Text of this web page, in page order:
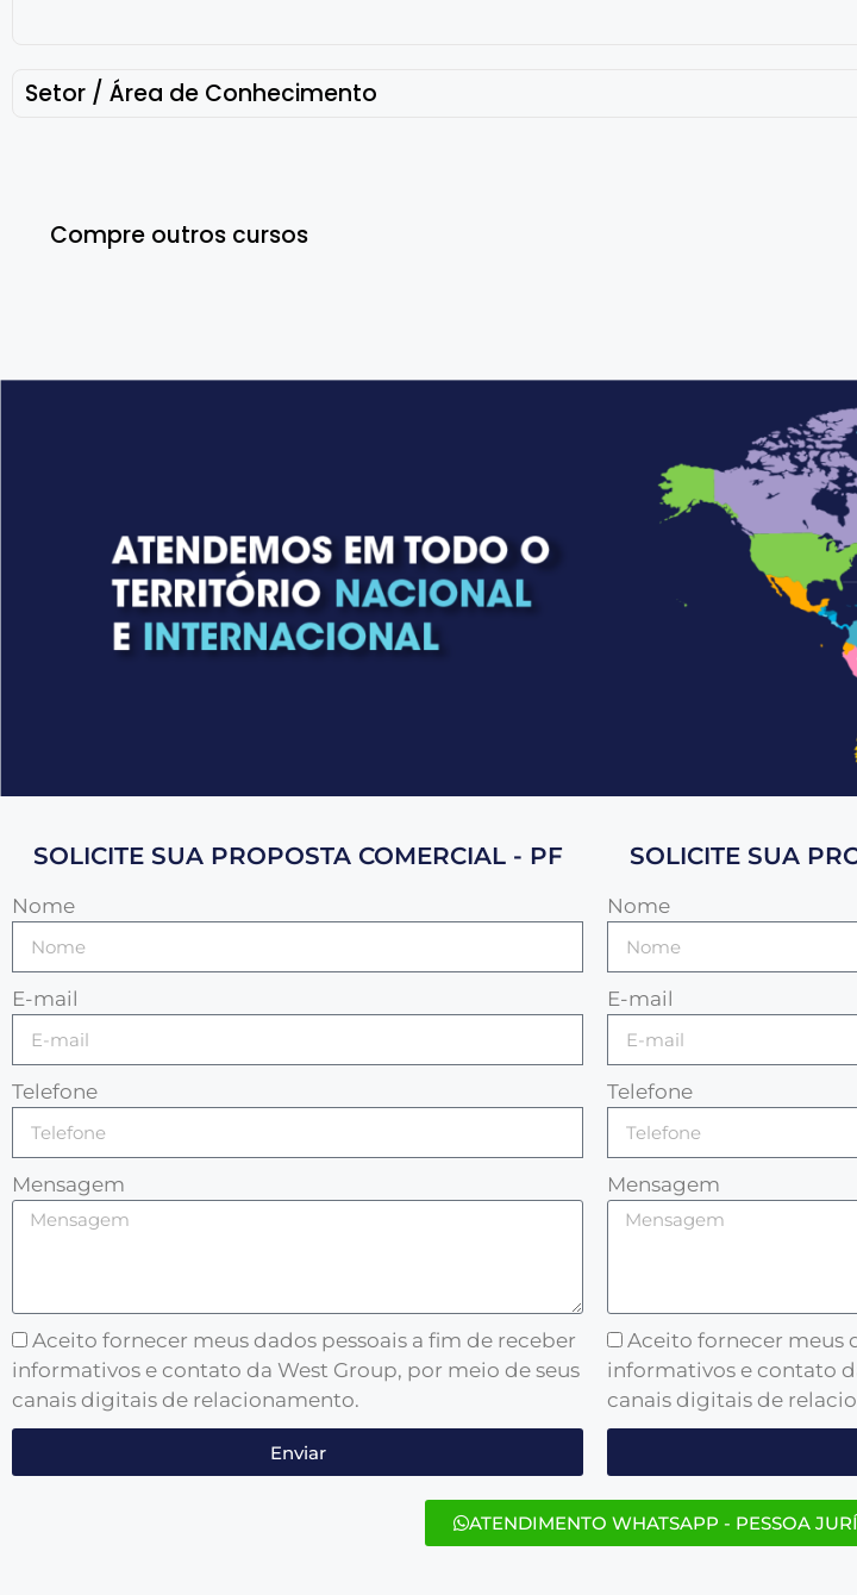
Setor / Área de Conhecimento
Compre outros cursos
SOLICITE SUA PROPOSTA COMERCIAL - PF
Nome
E-mail
Telefone
Mensagem
Aceito fornecer meus dados pessoais a fim de receber
informativos e contato da West Group, por meio de seus
canais digitais de relacionamento.
Enviar
SOLICITE SUA
Nome
E-mail
Telefone
Mensagem
Aceito fornecer meus
informativos e contato
canais digitais de
ATENDIMENTO WHATSAPP - PESSOA